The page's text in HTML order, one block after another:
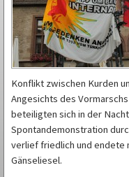
Konflikt zwischen Kurden
Angesichts des
beteiligten sich in der
Spontandemonstration
verlief friedlich und endete
Gänseliesel.